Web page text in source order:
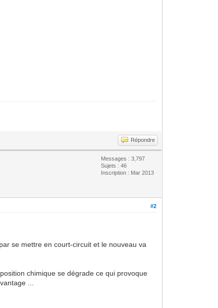
Répondre
Messages : 3,797
Sujets : 46
Inscription : Mar 2013
#2
se mettre en court-circuit et le nouveau va
chimique se dégrade ce qui provoque
...